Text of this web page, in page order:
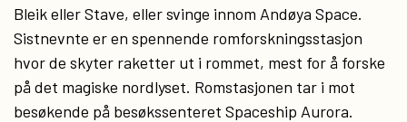
Bleik eller Stave, eller svinge innom Andøya Space.
Sistnevnte er en spennende romforskningsstasjon
hvor de skyter raketter ut i rommet, mest for å forske
på det magiske nordlyset. Romstasjonen tar i mot
besøkende på besøkssenteret Spaceship Aurora.